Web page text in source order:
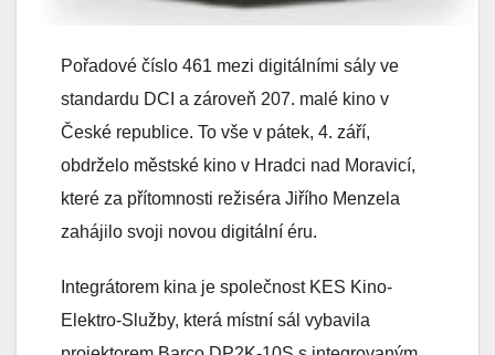
Pořadové číslo 461 mezi digitálními sály ve
standardu DCI a zároveň 207. malé kino v
České republice. To vše v pátek, 4. září,
obdrželo městské kino v Hradci nad Moravicí,
které za přítomnosti režiséra Jiřího Menzela
zahájilo svoji novou digitální éru.
Integrátorem kina je společnost KES Kino-
Elektro-Služby, která místní sál vybavila